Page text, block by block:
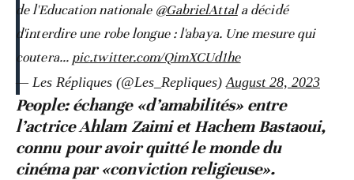
de l'Education nationale @GabrielAttala décidé
d'interdire une robe longue : l'abaya. Une mesure qui
coutera… pic.twitter.com/QimXCUd1he
— Les Répliques (@Les_Repliques) August 28, 2023
People: échange «d’amabilités» entre
l’actrice Ahlam Zaimi et Hachem Bastaoui,
connu pour avoir quitté le monde du
cinéma par «conviction religieuse».